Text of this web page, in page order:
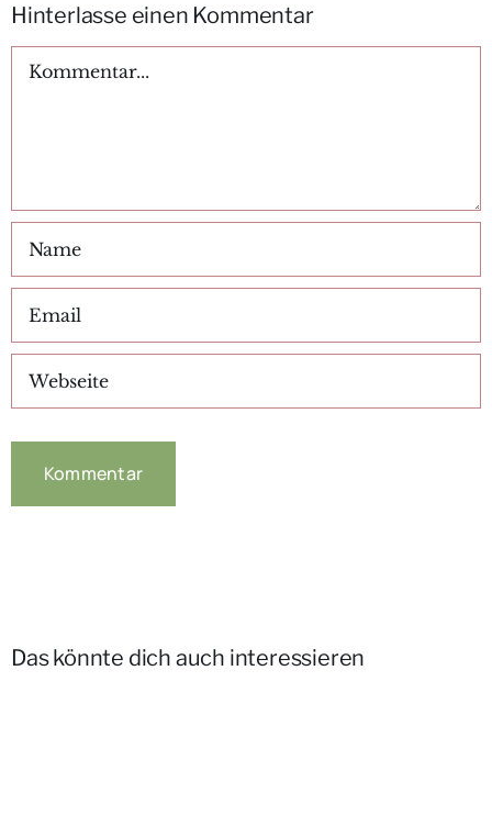
Hinterlasse einen Kommentar
Kommentar
Das könnte dich auch interessieren